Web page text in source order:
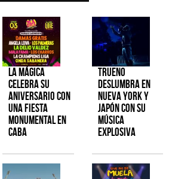
La Mágica
celebra su
aniversario con
una fiesta
monumental en
CABA
TRUENO
deslumbra en
Nueva York y
Japón con su
música
explosiva